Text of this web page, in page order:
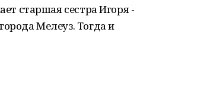
старшая сестра Игоря -
Мелеуз. Тогда и